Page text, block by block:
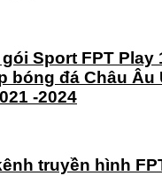
Sport FPT Play
bóng đá Châu Âu
-2024
truyền hình